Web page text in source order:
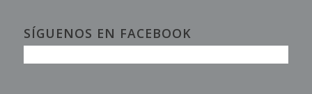
SÍGUENOS EN FACEBOOK